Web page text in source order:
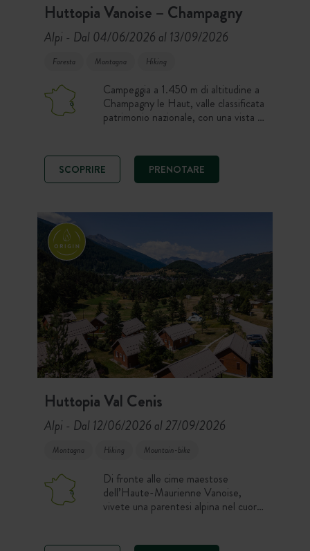
Huttopia Vanoise – Champagny
Alpi - Dal 04/06/2026 al 13/09/2026
Foresta Montagna Hiking
Campeggia a 1.450 m di altitudine a
Champagny le Haut, valle classificata
patrimonio nazionale, con una vista a
Grande Motte e la Grande Casse.
Una destinazione da sogno per i
campeggiatori amanti del trekking,
SCOPRIRE PRENOTARE
Huttopia Val Cenis
Alpi - Dal 12/06/2026 al 27/09/2026
Montagna Hiking Mountain-bike
Di fronte alle cime maestose
dell’Haute-Maurienne Vanoise,
vivete una parentesi alpina nel cuore
campeggio si aprono su un panorama